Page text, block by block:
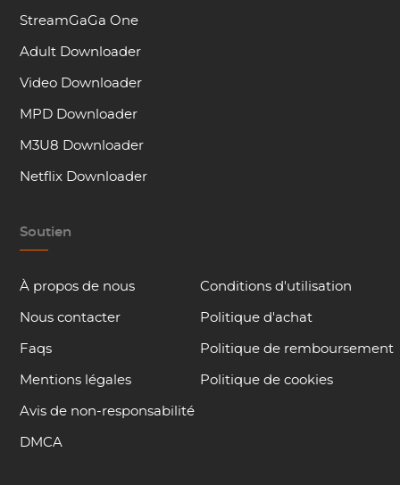
StreamGaGa One
Adult Downloader
Video Downloader
MPD Downloader
M3U8 Downloader
Netflix Downloader
Soutien
À propos de nous
Nous contacter
Faqs
Mentions légales
Avis de non-responsabilité
DMCA
Conditions d'utilisation
Politique d'achat
Politique de remboursement
Politique de cookies